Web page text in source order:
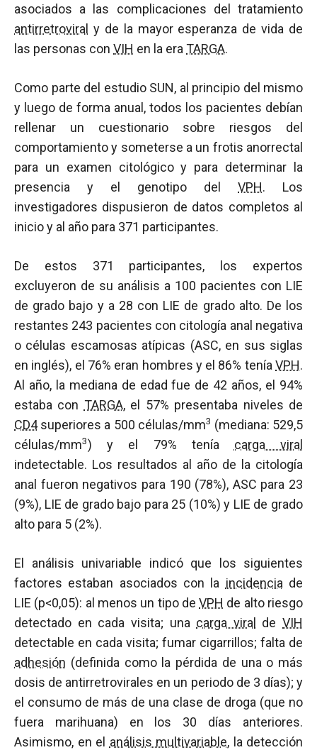
asociados a las complicaciones del tratamiento
antirretroviral y de la mayor esperanza de vida de
las personas con VIH en la era TARGA.
Como parte del estudio SUN, al principio del mismo
y luego de forma anual, todos los pacientes debían
rellenar un cuestionario sobre riesgos del
comportamiento y someterse a un frotis anorrectal
para un examen citológico y para determinar la
presencia y el genotipo del VPH. Los
investigadores dispusieron de datos completos al
inicio y al año para 371 participantes.
De estos 371 participantes, los expertos
excluyeron de su análisis a 100 pacientes con LIE
de grado bajo y a 28 con LIE de grado alto. De los
restantes 243 pacientes con citología anal negativa
o células escamosas atípicas (ASC, en sus siglas
en inglés), el 76% eran hombres y el 86% tenía VPH.
Al año, la mediana de edad fue de 42 años, el 94%
estaba con TARGA, el 57% presentaba niveles de
CD4superiores a 500 células/mm3 (mediana: 529,5
células/mm3) y el 79% tenía carga viral
indetectable. Los resultados al año de la citología
anal fueron negativos para 190 (78%), ASC para 23
(9%), LIE de grado bajo para 25 (10%) y LIE de grado
alto para 5 (2%).
El análisis univariable indicó que los siguientes
factores estaban asociados con la incidencia de
LIE (p<0,05): al menos un tipo deVPH de alto riesgo
detectado en cada visita; una carga viral de VIH
detectable en cada visita; fumar cigarrillos; falta de
adhesión (definida como la pérdida de una o más
dosis de antirretrovirales en un periodo de 3 días); y
el consumo de más de una clase de droga (que no
fuera marihuana) en los 30 días anteriores.
Asimismo, en el análisis multivariable, la detección